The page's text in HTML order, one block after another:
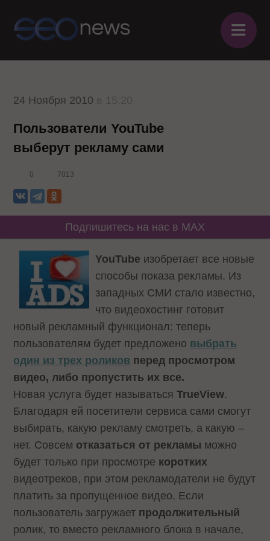
≡
24 Ноября 2010
Пользователи YouTube
выберут рекламу сами
0 7013
Подпишитесь на нас в MAX
YouTube изобретает все новые
способы показа рекламы. Из
западных СМИ стало известно,
что видеохостинг готовит
новый рекламный функционал: теперь
пользователям будет предложено выбрать
один из трех роликов перед просмотром
видео, либо пропустить их все.
Новая услуга будет называтьсяTrueView.
Благодаря ей посетители сервиса сами смогут
выбирать, какую рекламу смотреть, а какую –
нет. Совсем отказаться от рекламы можно
будет только при просмотре коротких
видеотреков, при этом рекламодатели не будут
платить за пропущенное видео. Если
пользователь загружает продолжительный
ролик, то вместо рекламного блока в начале,